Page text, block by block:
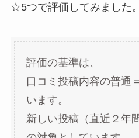
☆5つで評価してみました。
評価の基準は、
口コミ投稿内容の普通
います。
新しい投稿（直近２年